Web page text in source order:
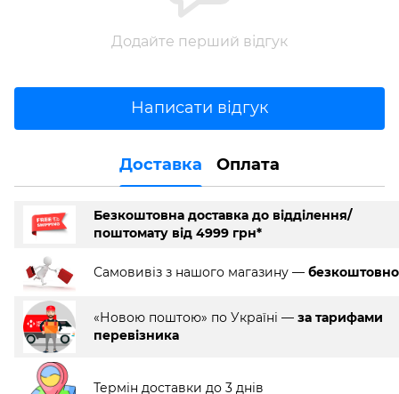
Додайте перший відгук
Написати відгук
Доставка Оплата
Безкоштовна доставка до відділення/
поштомату від 4999 грн*
Самовивіз з нашого магазину — безкоштовно
«Новою поштою» по Україні — за тарифами
перевізника
Термін доставки до 3 днів